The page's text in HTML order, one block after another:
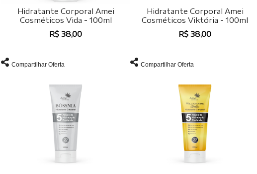
Hidratante Corporal Amei
Cosméticos Vida - 100ml
R$ 38,00
Compartilhar Oferta
Hidratante Corporal Amei
Cosméticos Viktória - 100ml
R$ 38,00
Compartilhar Oferta